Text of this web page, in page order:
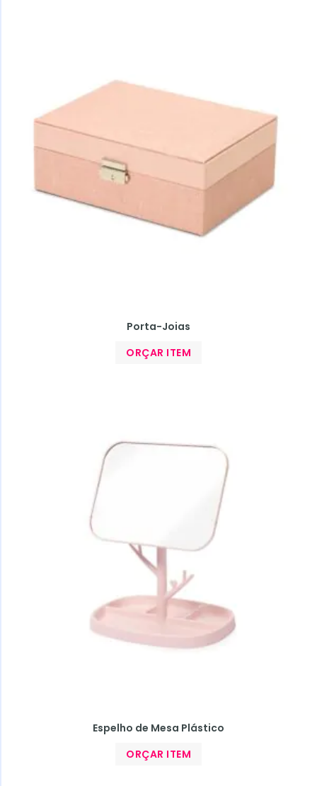
Porta-Joias
ORÇAR ITEM
Espelho de Mesa Plástico
ORÇAR ITEM